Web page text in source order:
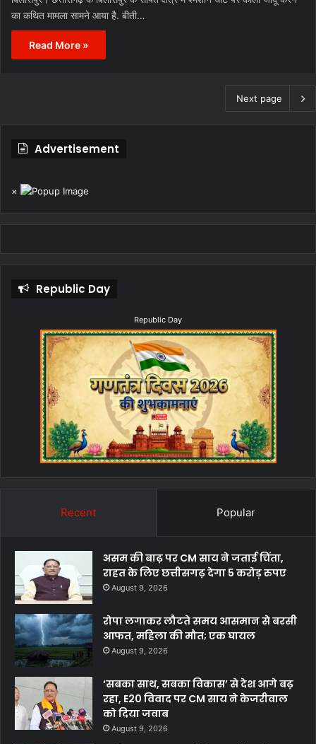
का कथित मामला सामने आया है. बीती…
Read More »
Next page
Advertisement
×
Republic Day
Republic Day
Recent Popular
असम की बाढ़ पर CM साय ने जताई चिंता,
राहत के लिए छत्तीसगढ़ देगा 5 करोड़ रुपए
August 9, 2026
रोपा लगाकर लौटते समय आसमान से बरसी
आफत, महिला की मौत; एक घायल
August 9, 2026
‘सबका साथ, सबका विकास’ से देश आगे बढ़
रहा, E20 विवाद पर CM साय ने केजरीवाल
को दिया जवाब
August 9, 2026